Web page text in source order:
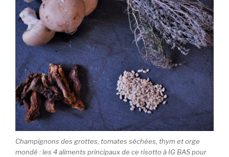
Champignons des grottes, tomates séchées, thym et orge
mondé : les 4 aliments principaux de ce risotto à IG BAS pour